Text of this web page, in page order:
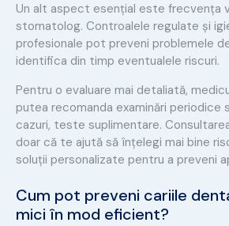
Un alt aspect esențial este frecvența
stomatolog. Controalele regulate și
profesionale pot preveni problemele
identifica din timp eventualele riscuri.
Pentru o evaluare mai detaliată,
putea recomanda examinări periodice
cazuri, teste suplimentare.
doar că te ajută să înțelegi mai bine
soluții personalizate pentru a preveni
Cum pot preveni cariile
mici în mod eficient?